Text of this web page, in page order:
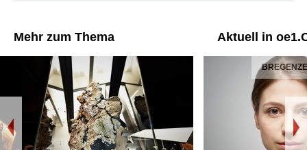
Mehr zum Thema Aktuell in